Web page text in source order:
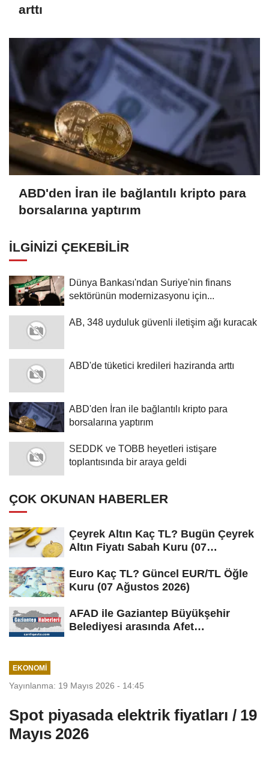
arttı
ABD'den İran ile bağlantılı kripto para
borsalarına yaptırım
İLGINIZI ÇEKEBILIR
Dünya Bankası'ndan Suriye'nin finans
sektörünün modernizasyonu için...
AB, 348 uyduluk güvenli iletişim ağı kuracak
ABD'de tüketici kredileri haziranda arttı
ABD'den İran ile bağlantılı kripto para
borsalarına yaptırım
SEDDK ve TOBB heyetleri istişare
toplantısında bir araya geldi
ÇOK OKUNAN HABERLER
Çeyrek Altın Kaç TL? Bugün Çeyrek
Altın Fiyatı Sabah Kuru (07
Euro Kaç TL? Güncel EUR/TL Öğle
Kuru (07 Ağustos 2026)
AFAD ile Gaziantep Büyükşehir
Belediyesi arasında Afet
EKONOMI
Yayınlanma: 19 Mayıs 2026 - 14:45
Spot piyasada elektrik fiyatları / 19
Mayıs 2026